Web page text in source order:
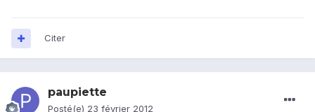
Citer
paupiette
Posté(e) 23 février 2012